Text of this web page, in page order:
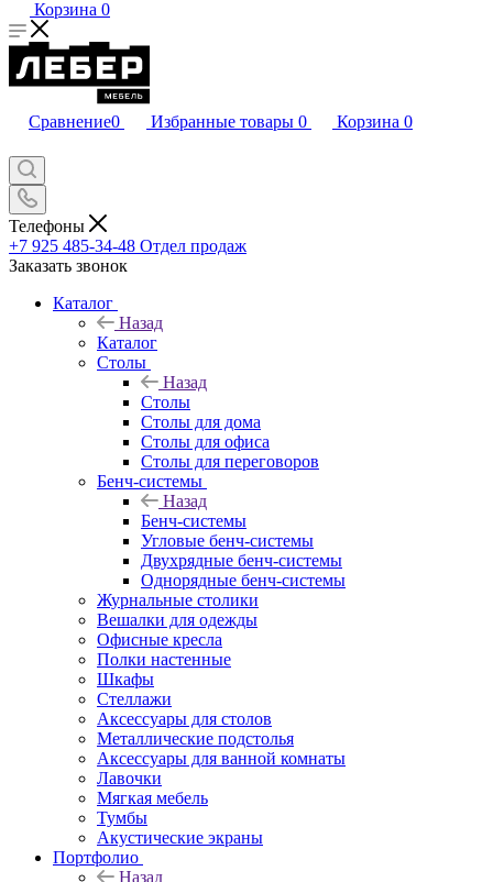
Корзина 0
Сравнение0 Избранные товары 0 Корзина 0
Телефоны
+7 925 485-34-48 Отдел продаж
Заказать звонок
Каталог
Назад
Каталог
Столы
Назад
Столы
Столы для дома
Столы для офиса
Столы для переговоров
Бенч-системы
Назад
Бенч-системы
Угловые бенч-системы
Двухрядные бенч-системы
Однорядные бенч-системы
Журнальные столики
Вешалки для одежды
Офисные кресла
Полки настенные
Шкафы
Стеллажи
Аксессуары для столов
Металлические подстолья
Аксессуары для ванной комнаты
Лавочки
Мягкая мебель
Тумбы
Акустические экраны
Портфолио
Назад